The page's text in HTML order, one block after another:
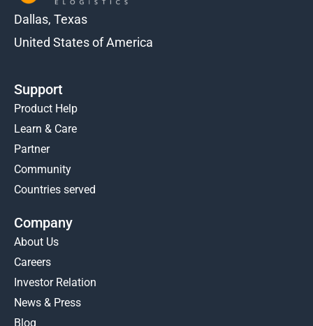
Dallas, Texas
United States of America
Support
Product Help
Learn & Care
Partner
Community
Countries served
Company
About Us
Careers
Investor Relation
News & Press
Blog